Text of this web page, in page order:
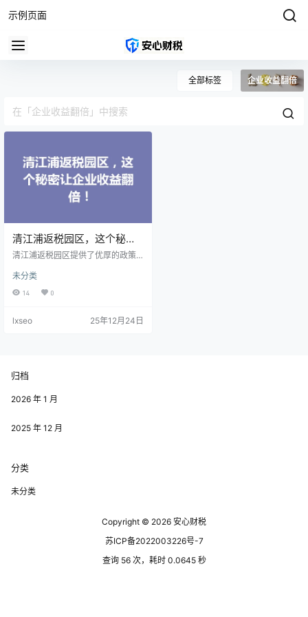
示例页面
全部标签 企业收益翻倍
清江浦返税园区，这个秘密
让企业收益翻倍！
清江浦返税园区提供了优厚的政策
种税收优惠，包括企业所得税减
免、增值税返还等。这些政策大大
展。 园区内的基础设施建设也非常
的配备，企业都能在这里更顺畅地
种创新创…
未分类
14 0
lxseo 25年12月24日
归档
2026 年 1 月
2025 年 12 月
分类
未分类
Copyright © 2026 安心财税
苏ICP备2022003226号-7
查询 56 次，耗时 0.0645 秒